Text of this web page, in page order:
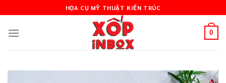
to
content
HỌA CỤ MỸ THUẬT KIẾN TRÚC
0